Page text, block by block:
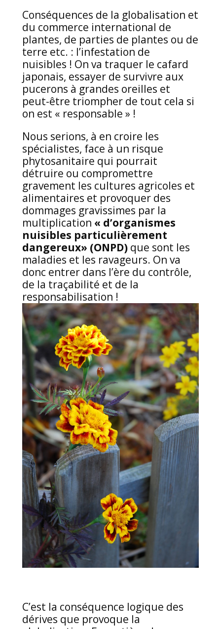
Conséquences de la globalisation et
du commerce international de
plantes, de parties de plantes ou de
terre etc. : l’infestation de
nuisibles ! On va traquer le cafard
japonais, essayer de survivre aux
pucerons à grandes oreilles et
peut-être triompher de tout cela si
on est « responsable » !
Nous serions, à en croire les
spécialistes, face à un risque
phytosanitaire qui pourrait
détruire ou compromettre
gravement les cultures agricoles et
alimentaires et provoquer des
dommages gravissimes par la
multiplication « d’organismes
nuisibles particulièrement
dangereux» (ONPD)que sont les
maladies et les ravageurs. On va
donc entrer dans l’ère du contrôle,
de la traçabilité et de la
responsabilisation !
C’est la conséquence logique des
dérives que provoque la